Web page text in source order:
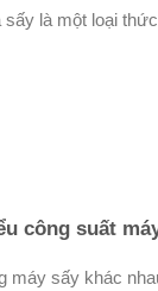
sấy là một loại
công suất
máy sấy khác